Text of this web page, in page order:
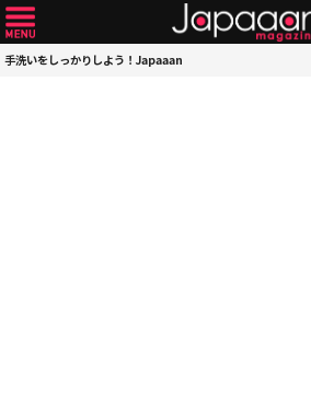
手洗いをしっかりしよう！Japaaan